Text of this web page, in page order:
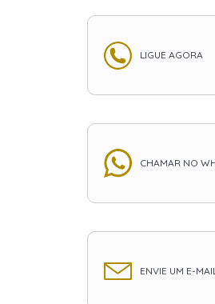
LIGUE AGORA
CHAMAR NO
ENVIE UM E-